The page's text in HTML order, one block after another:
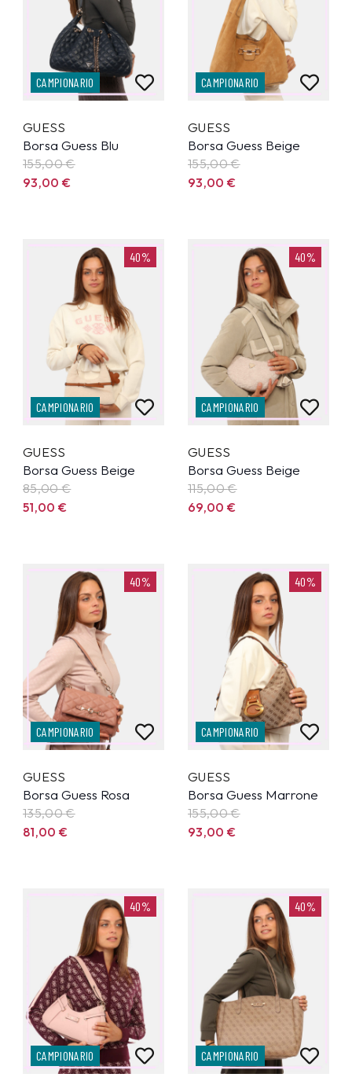
CAMPIONARIO
GUESS
Borsa Guess Blu
155,00€
93,00€
CAMPIONARIO
GUESS
Borsa Guess Beige
155,00€
93,00€
40%
CAMPIONARIO
GUESS
Borsa Guess Beige
85,00€
51,00€
40%
CAMPIONARIO
GUESS
Borsa Guess Beige
115,00€
69,00€
40%
CAMPIONARIO
GUESS
Borsa Guess Rosa
135,00€
81,00€
40%
CAMPIONARIO
GUESS
Borsa Guess Marrone
155,00€
93,00€
40%
CAMPIONARIO
40%
CAMPIONARIO